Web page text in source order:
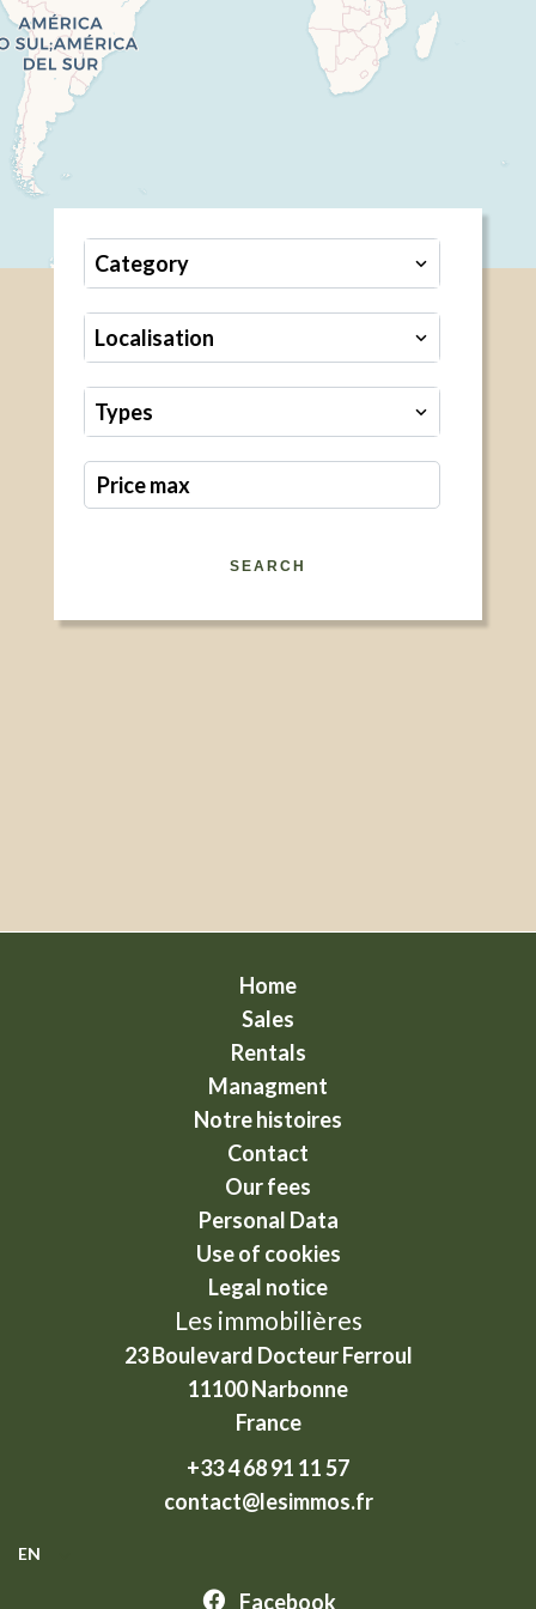
Category
Localisation
Types
SEARCH
Home
Sales
Rentals
Managment
Notre histoires
Contact
Our fees
Personal Data
Use of cookies
Legal notice
Les immobilières
23 Boulevard Docteur Ferroul
11100Narbonne
France
+33 4 68 91 11 57
contact@lesimmos.fr
EN
Facebook